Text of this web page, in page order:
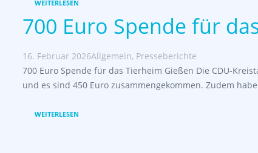
WEITERLESEN
700 Euro Spende für
16. Februar 2026Allgemein, Presseberichte
700 Euro Spende für das Tierheim Gießen Die CDU-
und es sind 450 Euro zusammengekommen. Zudem
WEITERLESEN